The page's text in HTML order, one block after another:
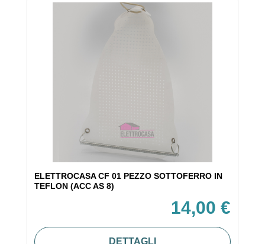
ELETTROCASA CF 01 PEZZO SOTTOFERRO IN
TEFLON (ACC AS 8)
14,00 €
DETTAGLI